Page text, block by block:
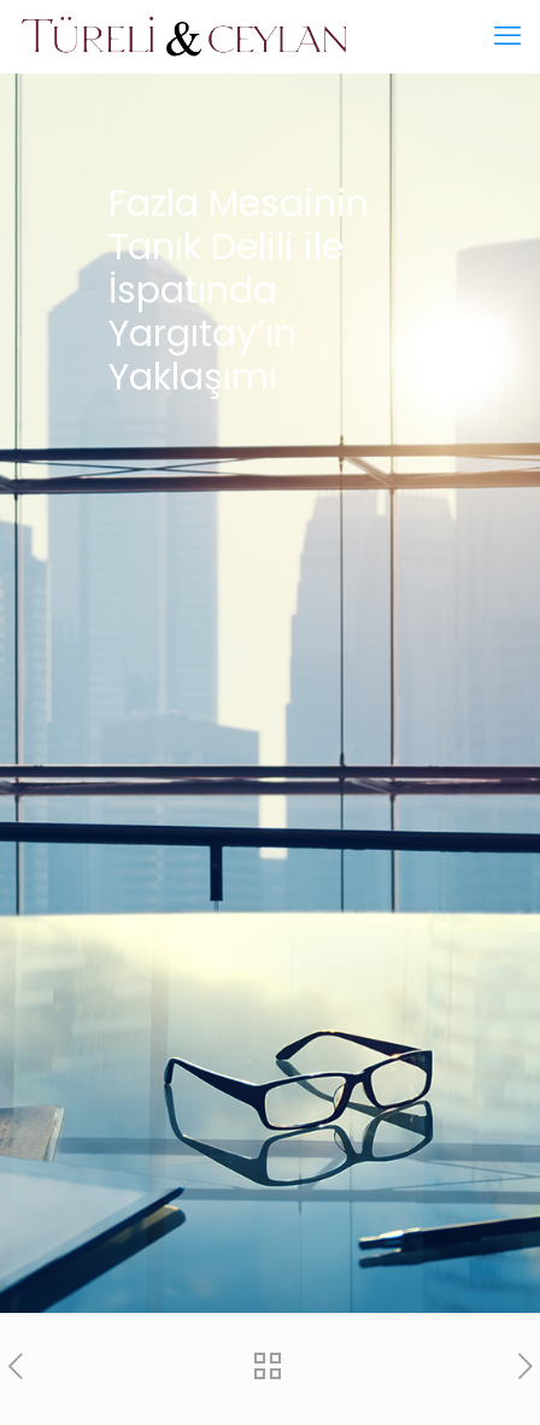
Fazla Mesainin
Tanık Delili ile
İspatında
Yargıtay’ın
Yaklaşımı